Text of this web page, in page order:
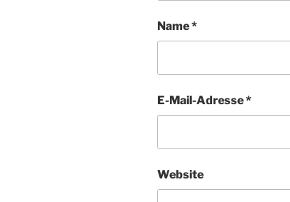
Name*
E-Mail-Adresse*
Website